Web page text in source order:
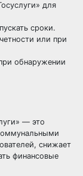
для
сроки.
или при
обнаружении
— это
снижает
финансовые